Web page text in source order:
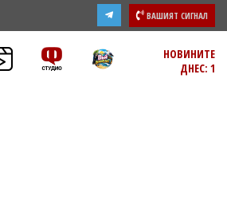
ВАШИЯТ СИГНАЛ
НОВИНИТЕ
ДНЕС: 1